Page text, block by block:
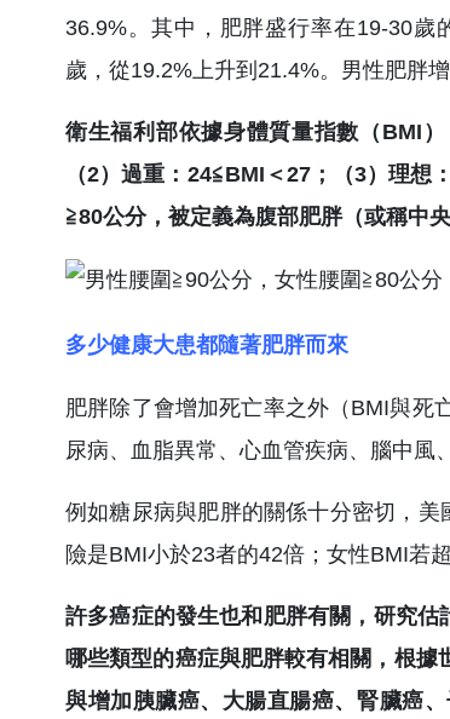
36.9%。其中，肥胖盛行率在19-30歲
歲，從19.2%上升到21.4%。男性肥胖
衛生福利部依據身體質量指數（BMI
（2）過重：24≦BMI＜27；（3）理
≧80公分，被定義為腹部肥胖（或稱中央
多少健康大患都隨著肥胖而來
肥胖除了會增加死亡率之外（BMI與死
尿病、血脂異常、心血管疾病、腦中風
例如糖尿病與肥胖的關係十分密切，
險是BMI小於23者的42倍；女性BMI若
許多癌症的發生也和肥胖有關，研究
哪些類型的癌症與肥胖較有相關，根據
與增加胰臟癌、大腸直腸癌、腎臟癌